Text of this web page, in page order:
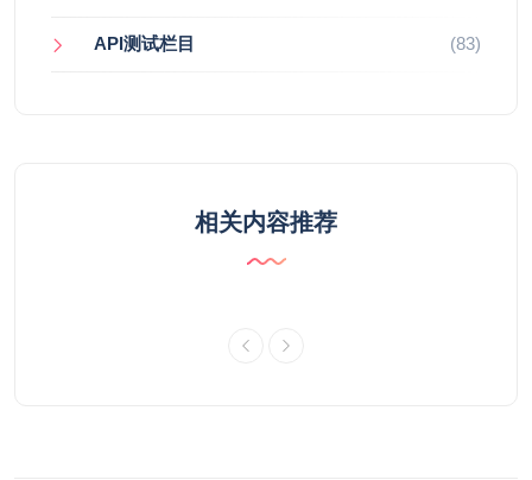
API测试栏目 (83)
相关内容推荐